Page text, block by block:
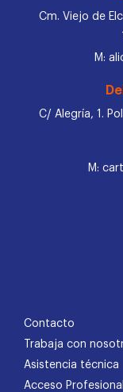
Cm. Viejo de
M:
C/ Alegría, 1.
M:
Contacto
Trabaja con
Asistencia técnica
Acceso